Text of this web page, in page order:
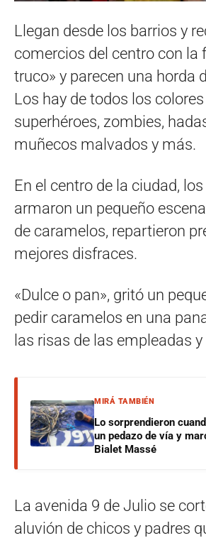
Llegan desde los barrios y
comercios del centro con la
truco» y parecen una horda
Los hay de todos los
superhéroes, zombies,
muñecos malvados y más.
En el centro de la ciudad,
armaron un pequeño
de caramelos, repartieron
mejores disfraces.
«Dulce o pan», gritó un
pedir caramelos en una
las risas de las empleadas
MIRÁ TAMBIÉN
Lo sorprendieron
un pedazo de vía y
Bialet Massé
La avenida 9 de Julio se
aluvión de chicos y padres